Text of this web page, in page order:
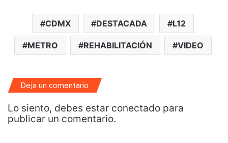
CDMX DESTACADA L12
METRO REHABILITACIÓN VIDEO
Deja un comentario
Lo siento, debes estar conectado para
publicar un comentario.